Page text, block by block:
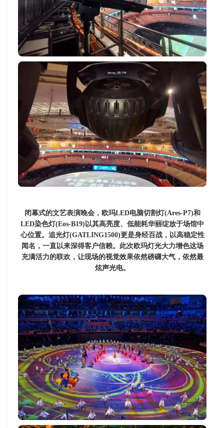
闭幕式的文艺表演晚会，欧玛LED电脑切割灯(Ares-P7)和
LED染色灯(Eos-B19)以其高亮度、低能耗华丽绽放于场馆中
心位置。 追光灯(GATLING1500)更是身经百战，以高稳定性
闻名，一直以来深得客户信赖。 此次欧玛灯光大力增色这场
充满活力的联欢，让现场的视觉效果依然磅礴大气，依然最
炫声光电。